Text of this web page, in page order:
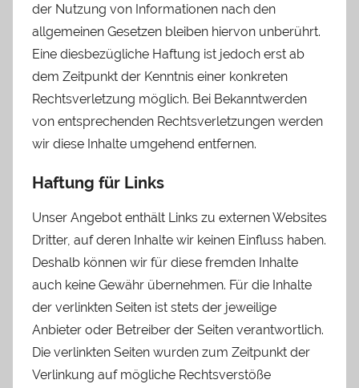
der Nutzung von Informationen nach den
allgemeinen Gesetzen bleiben hiervon unberührt.
Eine diesbezügliche Haftung ist jedoch erst ab
dem Zeitpunkt der Kenntnis einer konkreten
Rechtsverletzung möglich. Bei Bekanntwerden
von entsprechenden Rechtsverletzungen werden
wir diese Inhalte umgehend entfernen.
Haftung für Links
Unser Angebot enthält Links zu externen Websites
Dritter, auf deren Inhalte wir keinen Einfluss haben.
Deshalb können wir für diese fremden Inhalte
auch keine Gewähr übernehmen. Für die Inhalte
der verlinkten Seiten ist stets der jeweilige
Anbieter oder Betreiber der Seiten verantwortlich.
Die verlinkten Seiten wurden zum Zeitpunkt der
Verlinkung auf mögliche Rechtsverstöße